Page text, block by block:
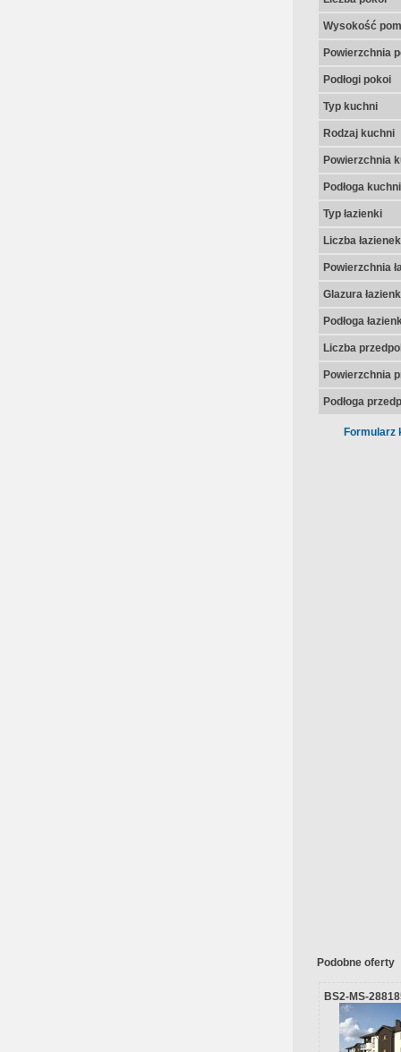
Wysokość
Powierzchnia
Podłogi pokoi
Typ kuchni
Rodzaj kuchni
Powierzchnia
Podłoga kuchni
Typ łazienki
Liczba łazienek
Powierzchnia
Glazura
Podłoga
Liczba
Powierzchnia
Podłoga
Formularz
Podobne oferty
BS2-MS-